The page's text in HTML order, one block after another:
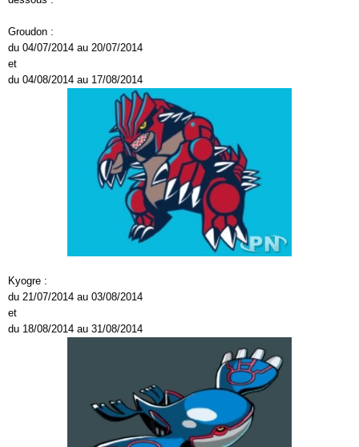
Groudon :
du 04/07/2014 au 20/07/2014
et
du 04/08/2014 au 17/08/2014
Kyogre :
du 21/07/2014 au 03/08/2014
et
du 18/08/2014 au 31/08/2014